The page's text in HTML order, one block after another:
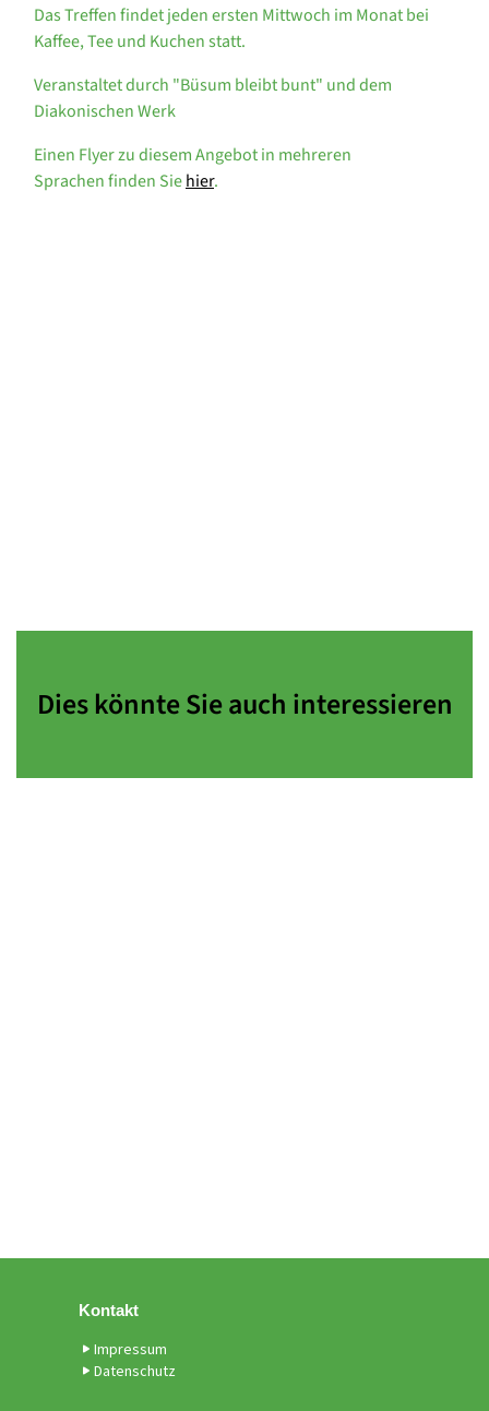
Das Treffen findet jeden ersten Mittwoch im Monat bei
Kaffee, Tee und Kuchen statt.
Veranstaltet durch "Büsum bleibt bunt" und dem
Diakonischen Werk
Einen Flyer zu diesem Angebot in mehreren
Sprachen finden Siehier.
Dies könnte Sie auch interessieren
Kontakt
Impressum
Datenschutz